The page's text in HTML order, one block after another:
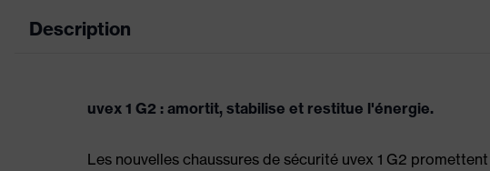
Description
uvex 1 G2 : amortit, stabilise et restitue l'énergie.
Les nouvelles chaussures de sécurité uvex 1 G2